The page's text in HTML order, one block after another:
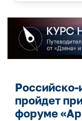
Российско-
пройдет
форуме